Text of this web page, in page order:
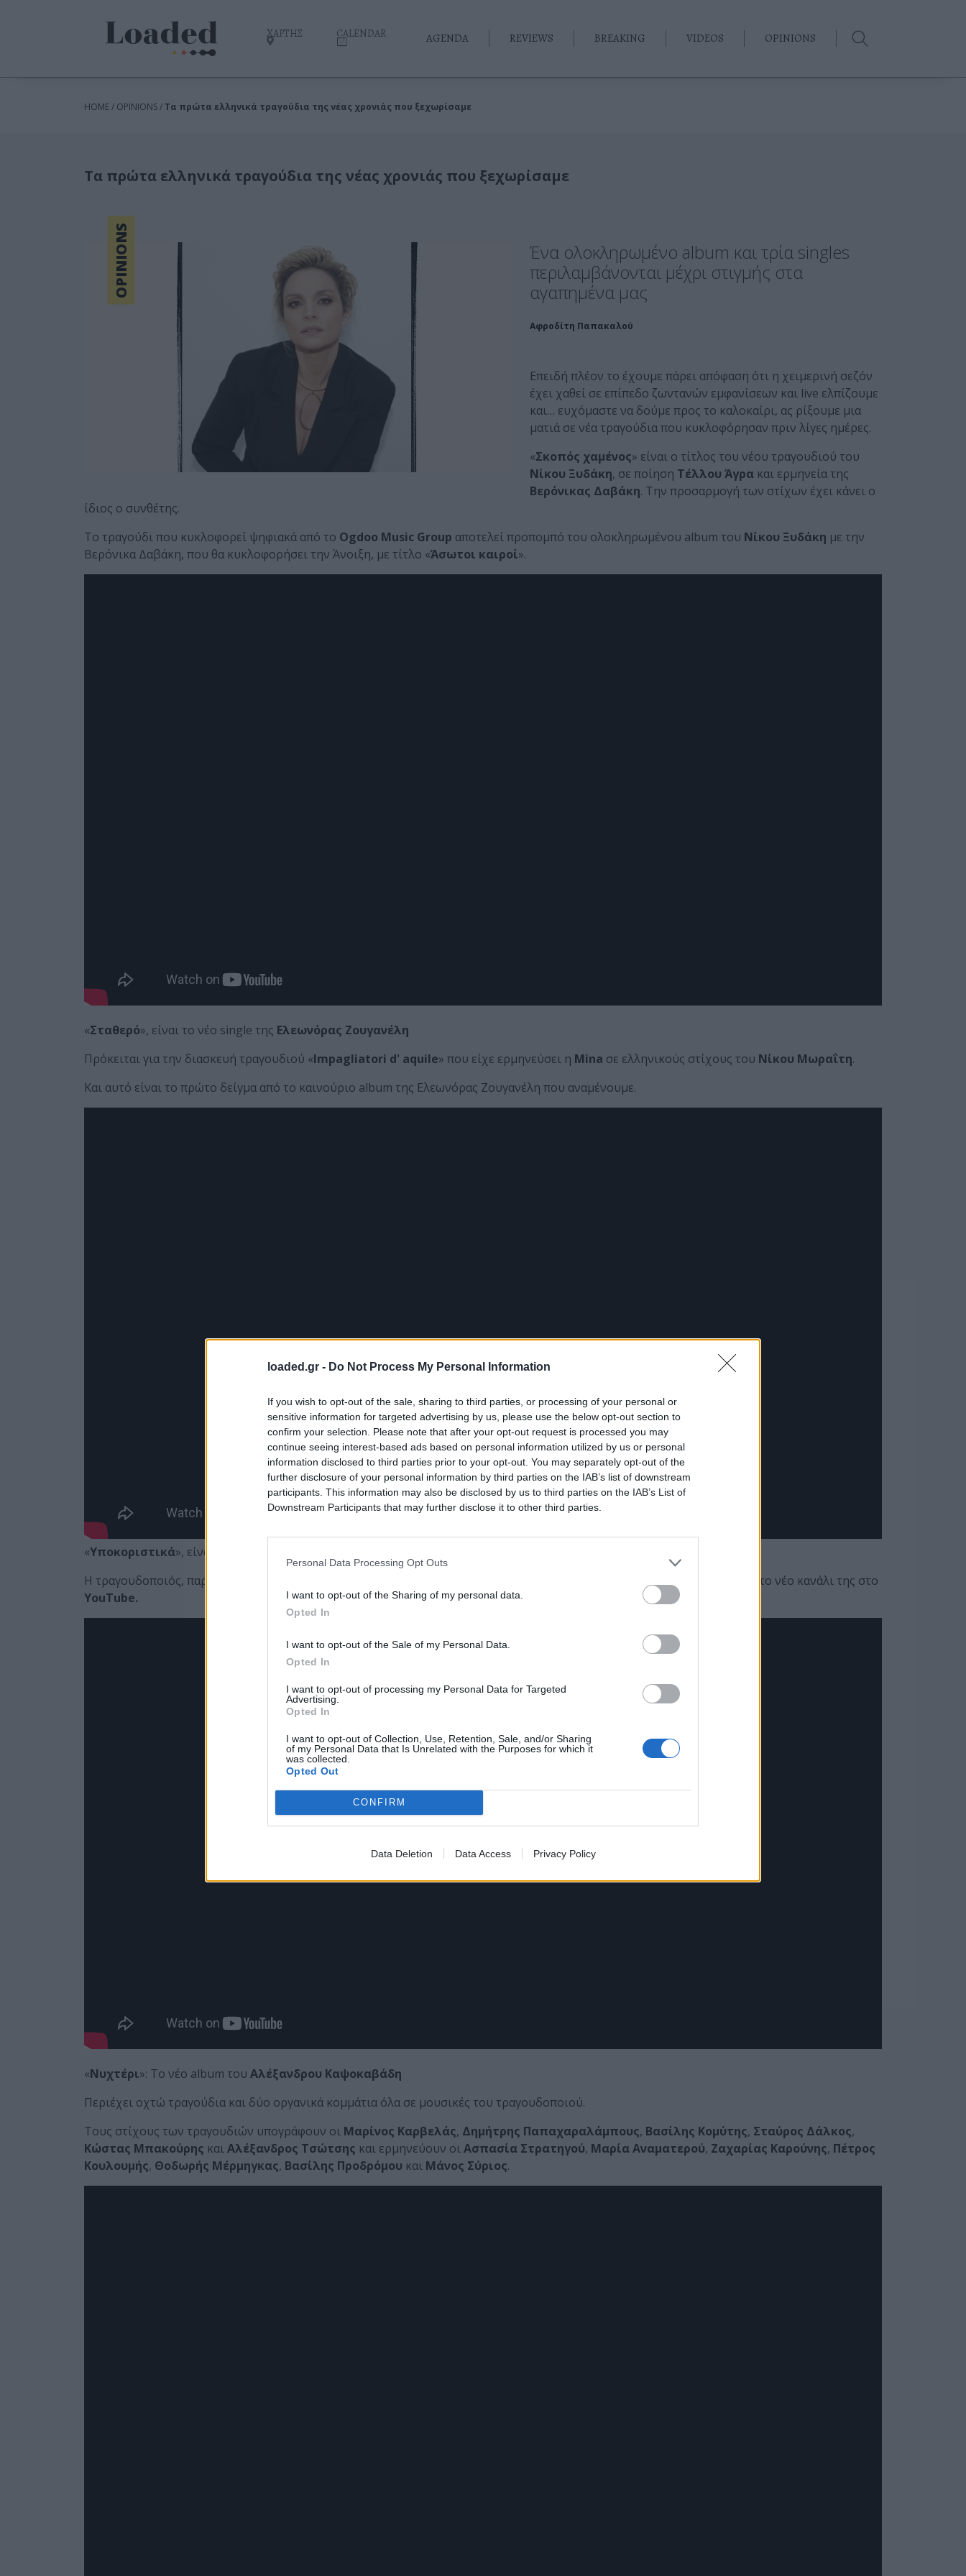
loaded.gr - Do Not Process My Personal Information
If you wish to opt-out of the sale, sharing to third parties, or processing of your personal or
sensitive information for targeted advertising by us, please use the below opt-out section to
confirm your selection. Please note that after your opt-out request is processed you may
continue seeing interest-based ads based on personal information utilized by us or personal
information disclosed to third parties prior to your opt-out. You may separately opt-out of the
further disclosure of your personal information by third parties on the IAB’s list of downstream
participants. This information may also be disclosed by us to third parties on the IAB’s List of
Downstream Participants that may further disclose it to other third parties.
Personal Data Processing Opt Outs
I want to opt-out of the Sharing of my personal data.
Opted In
I want to opt-out of the Sale of my Personal Data.
Opted In
I want to opt-out of processing my Personal Data for Targeted
Advertising.
Opted In
I want to opt-out of Collection, Use, Retention, Sale, and/or Sharing
of my Personal Data that Is Unrelated with the Purposes for which it
was collected.
Opted Out
CONFIRM
Data Deletion Data Access Privacy Policy
ΧΑΡΤΗΣ CALENDAR AGENDA REVIEWS BREAKING VIDEOS OPINIONS
HOME / OPINIONS / Τα πρώτα ελληνικά τραγούδια της νέας χρονιάς που ξεχωρίσαμε
Τα πρώτα ελληνικά τραγούδια της νέας χρονιάς που ξεχωρίσαμε
OPINIONS
Ένα ολοκληρωμένο album και τρία singles
περιλαμβάνονται μέχρι στιγμής στα
αγαπημένα μας
Αφροδίτη Παπακαλού
Επειδή πλέον το έχουμε πάρει απόφαση ότι η χειμερινή σεζόν
έχει χαθεί σε επίπεδο ζωντανών εμφανίσεων και live ελπίζουμε
και… ευχόμαστε να δούμε προς το καλοκαίρι, ας ρίξουμε μια
ματιά σε νέα τραγούδια που κυκλοφόρησαν πριν λίγες ημέρες.
«Σκοπός χαμένος» είναι ο τίτλος του νέου τραγουδιού του
Νίκου Ξυδάκη, σε ποίηση Τέλλου Άγρα και ερμηνεία της
Βερόνικας Δαβάκη. Την προσαρμογή των στίχων έχει κάνει ο
ίδιος ο συνθέτης.
Το τραγούδι που κυκλοφορεί ψηφιακά από το Ogdoo Music Group αποτελεί προπομπό του ολοκληρωμένου album του Νίκου Ξυδάκη με την
Βερόνικα Δαβάκη, που θα κυκλοφορήσει την Άνοιξη, με τίτλο «Άσωτοι καιροί».
«Σταθερό», είναι το νέο single της Ελεωνόρας Ζουγανέλη
Πρόκειται για την διασκευή τραγουδιού «Impagliatori d' aquile» που είχε ερμηνεύσει η Mina σε ελληνικούς στίχους του Νίκου Μωραΐτη.
Και αυτό είναι το πρώτο δείγμα από το καινούριο album της Ελεωνόρας Ζουγανέλη που αναμένουμε.
«Υποκοριστικά», είναι το νέο τραγούδι της Ευσταθίας
Η τραγουδοποιός, παρουσίασε το νέο της single ψηφιακά «όπως το επιβάλλουν οι καιροί», σύμφωνα με την ίδια, μέσα από το νέο κανάλι της στο
YouTube.
«Νυχτέρι»: Το νέο album του Αλέξανδρου Καψοκαβάδη
Περιέχει οχτώ τραγούδια και δύο οργανικά κομμάτια όλα σε μουσικές του τραγουδοποιού.
Tους στίχους των τραγουδιών υπογράφουν οι Μαρίνος Καρβελάς, Δημήτρης Παπαχαραλάμπους, Βασίλης Κομύτης, Σταύρος Δάλκος,
Κώστας Μπακούρης καιΑλέξανδρος Τσώτσης και ερμηνεύουν οιΑσπασία Στρατηγού, Μαρία Αναματερού, Ζαχαρίας Καρούνης, Πέτρος
Κουλουμής, Θοδωρής Μέρμηγκας, Βασίλης Προδρόμου και Μάνος Σύριος.